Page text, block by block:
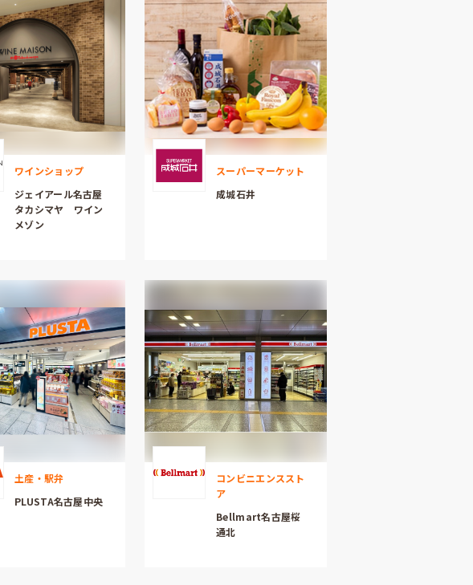
ワインショップ
ジェイアール名古屋
タカシマヤ ワイン
メゾン
スーパーマーケット
成城石井
土産・駅弁
PLUSTA名古屋中央
コンビニエンススト
ア
Bellmart名古屋桜
通北